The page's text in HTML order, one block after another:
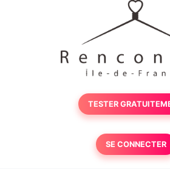
TESTER
SE CONNECTER